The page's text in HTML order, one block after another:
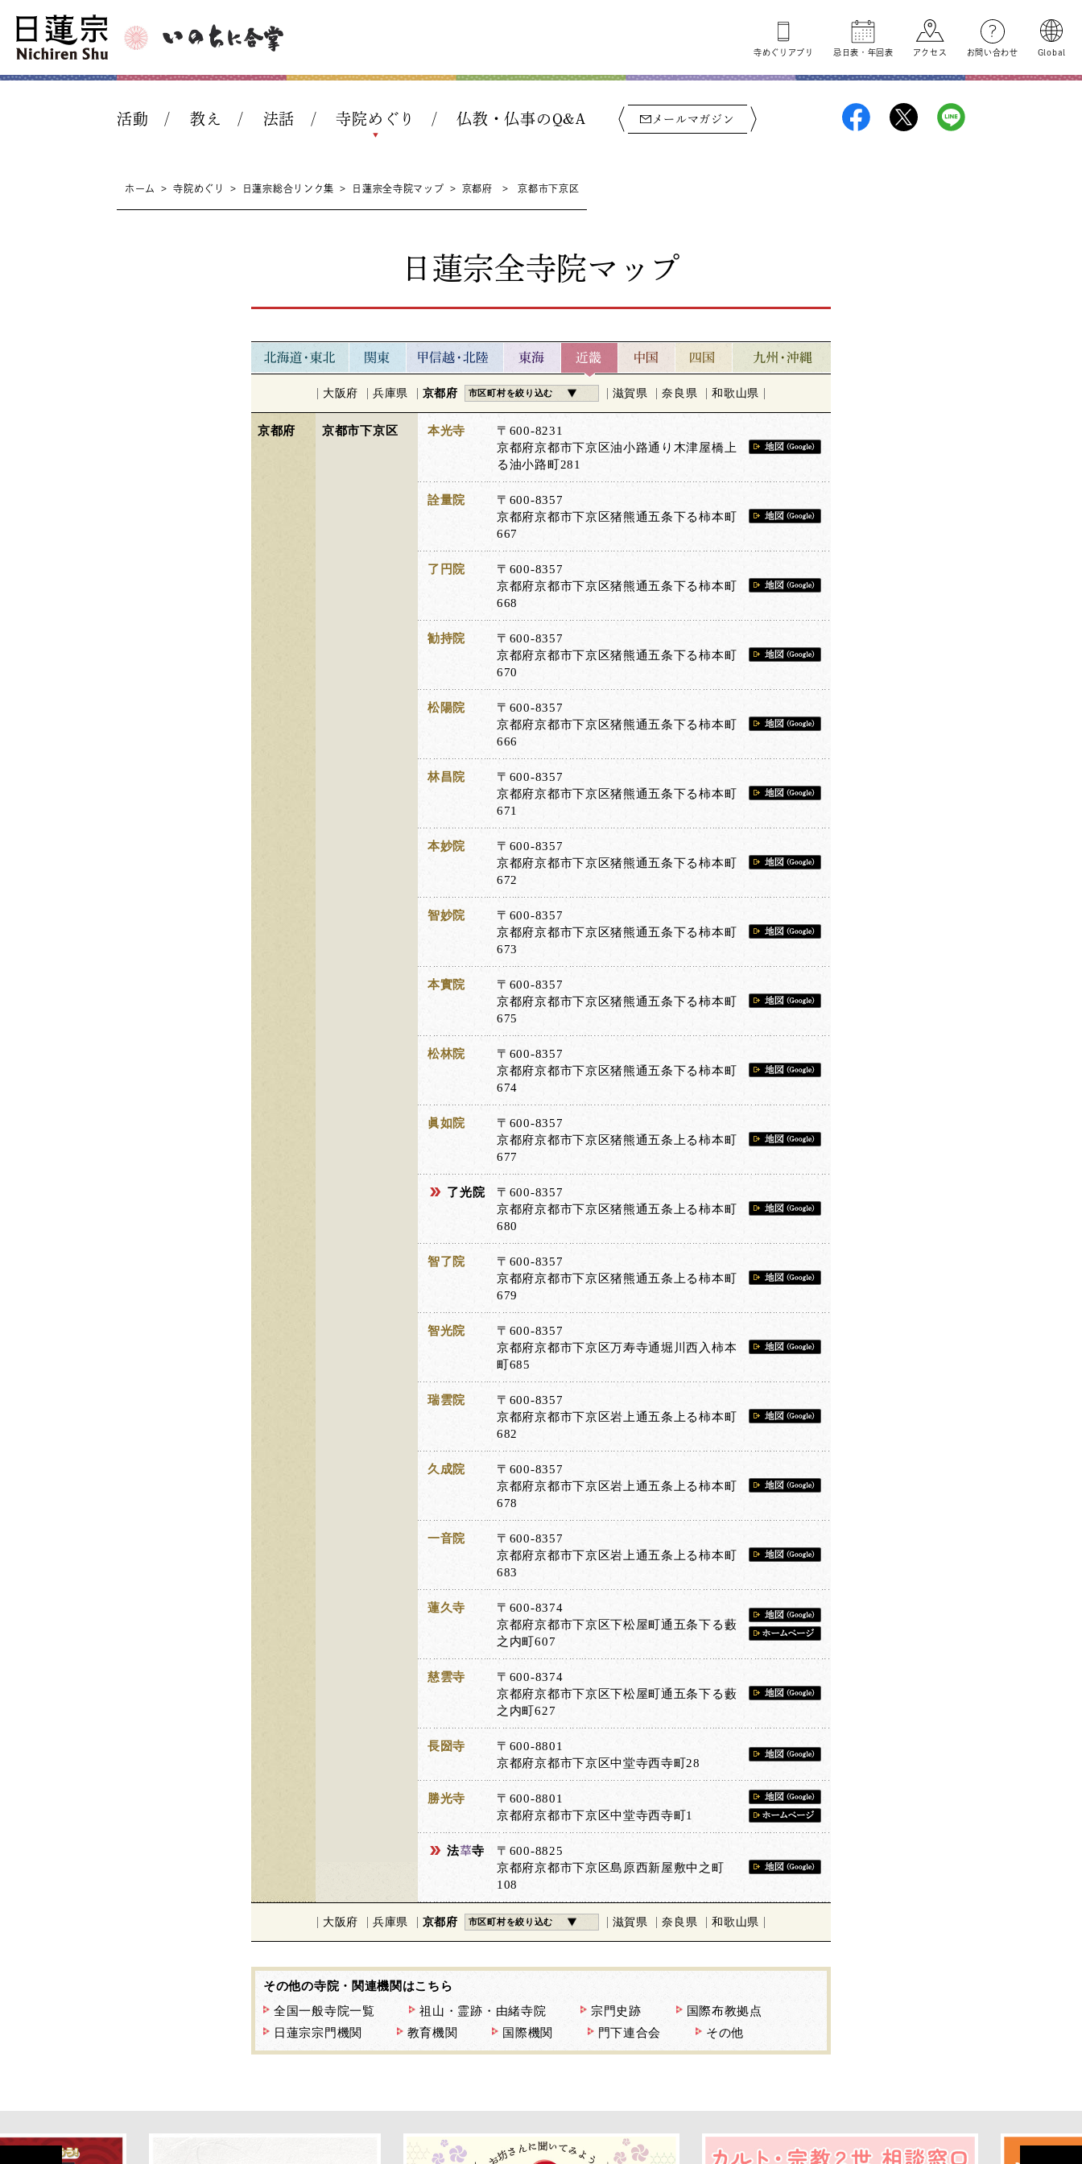
活動 教え 法話 寺院めぐり 仏教・仏事のQ&A メールマガジン
寺めぐり アプリ 忌日表 ・ 年回表 アクセス お問い合わせ Global
ホーム > 寺院めぐり > 日蓮宗総合リンク集 > 日蓮宗全寺院マップ > 京都府 > 京都市下京区
日蓮宗全寺院マップ
大阪府 兵庫県 京都府 市区町村を絞り込む 滋賀県 奈良県 和歌山県
京都府 京都市下京区 本光寺
〒600-8231
京都府京都市下京区油小路通り木津屋橋上
る油小路町281
詮量院
〒600-8357
京都府京都市下京区猪熊通五条下る柿本町
667
了円院
〒600-8357
京都府京都市下京区猪熊通五条下る柿本町
668
勧持院
〒600-8357
京都府京都市下京区猪熊通五条下る柿本町
670
松陽院
〒600-8357
京都府京都市下京区猪熊通五条下る柿本町
666
林昌院
〒600-8357
京都府京都市下京区猪熊通五条下る柿本町
671
本妙院
〒600-8357
京都府京都市下京区猪熊通五条下る柿本町
672
智妙院
〒600-8357
京都府京都市下京区猪熊通五条下る柿本町
673
本實院
〒600-8357
京都府京都市下京区猪熊通五条下る柿本町
675
松林院
〒600-8357
京都府京都市下京区猪熊通五条下る柿本町
674
眞如院
〒600-8357
京都府京都市下京区猪熊通五条上る柿本町
677
了光院
〒600-8357
京都府京都市下京区猪熊通五条上る柿本町
680
智了院
〒600-8357
京都府京都市下京区猪熊通五条上る柿本町
679
智光院
〒600-8357
京都府京都市下京区万寿寺通堀川西入柿本
町685
瑞雲院
〒600-8357
京都府京都市下京区岩上通五条上る柿本町
682
久成院
〒600-8357
京都府京都市下京区岩上通五条上る柿本町
678
一音院
〒600-8357
京都府京都市下京区岩上通五条上る柿本町
683
蓮久寺
〒600-8374
京都府京都市下京区下松屋町通五条下る藪
之内町607
慈雲寺
〒600-8374
京都府京都市下京区下松屋町通五条下る藪
之内町627
長圀寺
〒600-8801
京都府京都市下京区中堂寺西寺町28
勝光寺
〒600-8801
京都府京都市下京区中堂寺西寺町1
法 寺
〒600-8825
京都府京都市下京区島原西新屋敷中之町
108
大阪府 兵庫県 京都府 市区町村を絞り込む 滋賀県 奈良県 和歌山県
その他の寺院・関連機関はこちら
全国一般寺院一覧
祖山・霊跡・由緒寺院 宗門史跡
国際布教拠点
日蓮宗宗門機関
教育機関 国際機関 門下連合会 その他